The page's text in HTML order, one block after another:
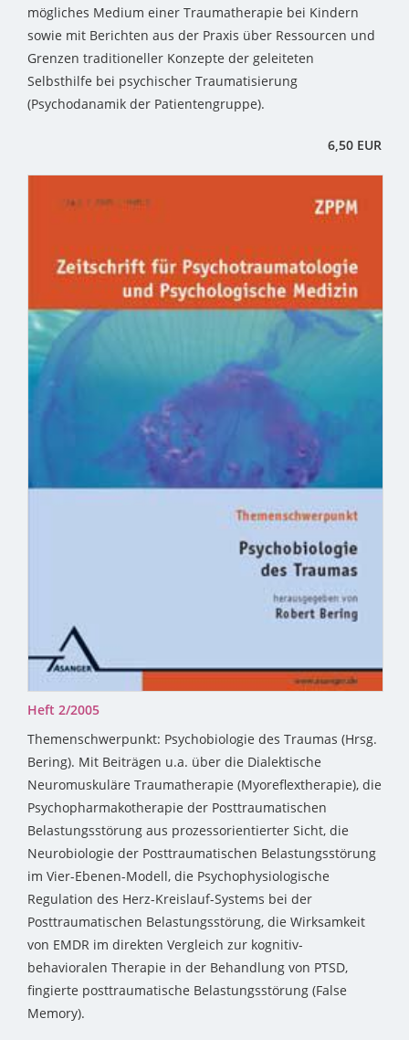
mögliches Medium einer Traumatherapie bei Kindern
sowie mit Berichten aus der Praxis über Ressourcen und
Grenzen traditioneller Konzepte der geleiteten
Selbsthilfe bei psychischer Traumatisierung
(Psychodanamik der Patientengruppe).
6,50 EUR
Heft 2/2005
Themenschwerpunkt: Psychobiologie des Traumas (Hrsg.
Bering). Mit Beiträgen u.a. über die Dialektische
Neuromuskuläre Traumatherapie (Myoreflextherapie), die
Psychopharmakotherapie der Posttraumatischen
Belastungsstörung aus prozessorientierter Sicht, die
Neurobiologie der Posttraumatischen Belastungsstörung
im Vier-Ebenen-Modell, die Psychophysiologische
Regulation des Herz-Kreislauf-Systems bei der
Posttraumatischen Belastungsstörung, die Wirksamkeit
von EMDR im direkten Vergleich zur kognitiv-
behavioralen Therapie in der Behandlung von PTSD,
fingierte posttraumatische Belastungsstörung (False
Memory).